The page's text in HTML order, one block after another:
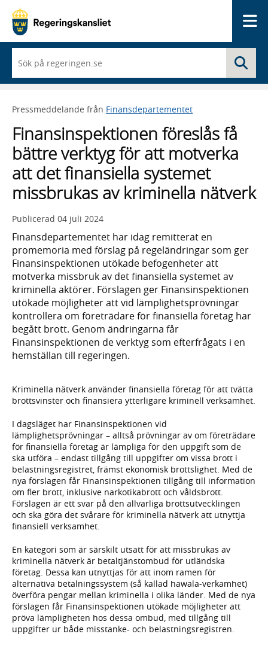
du
börjar
skriva
framträder
lista
med
sökförslag
Pressmeddelande från Finansdepartementet
Finansinspektionen föreslås få
bättre verktyg för att motverka
att det finansiella systemet
missbrukas av kriminella nätverk
Publicerad 04 juli 2024
Finansdepartementet har idag remitterat en
promemoria med förslag på regeländringar som ger
Finansinspektionen utökade befogenheter att
motverka missbruk av det finansiella systemet av
kriminella aktörer. Förslagen ger Finansinspektionen
utökade möjligheter att vid lämplighetsprövningar
kontrollera om företrädare för finansiella företag har
begått brott. Genom ändringarna får
Finansinspektionen de verktyg som efterfrågats i en
hemställan till regeringen.
Kriminella nätverk använder finansiella företag för att tvätta
brottsvinster och finansiera ytterligare kriminell verksamhet.
I dagsläget har Finansinspektionen vid
lämplighetsprövningar – alltså prövningar av om företrädare
för finansiella företag är lämpliga för den uppgift som de
ska utföra – endast tillgång till uppgifter om vissa brott i
belastningsregistret, främst ekonomisk brottslighet. Med de
nya förslagen får Finansinspektionen tillgång till information
om fler brott, inklusive narkotikabrott och våldsbrott.
Förslagen är ett svar på den allvarliga brottsutvecklingen
och ska göra det svårare för kriminella nätverk att utnyttja
finansiell verksamhet.
En kategori som är särskilt utsatt för att missbrukas av
kriminella nätverk är betaltjänstombud för utländska
företag. Dessa kan utnyttjas för att inom ramen för
alternativa betalningssystem (så kallad hawala-verkamhet)
överföra pengar mellan kriminella i olika länder. Med de nya
förslagen får Finansinspektionen utökade möjligheter att
pröva lämpligheten hos dessa ombud, med tillgång till
uppgifter ur både misstanke- och belastningsregistren.